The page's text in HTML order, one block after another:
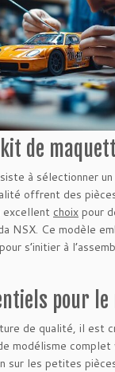
de
à sélectionner
offrent des
excellent choix pour
NSX. Ce modèle
s’initier à
pour le
de qualité, il est
modélisme
sur les petites